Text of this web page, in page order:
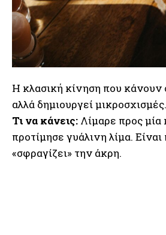
Η κλασική κίνηση που κάνουν
αλλά δημιουργεί μικροσχισμές.
Τι να κάνεις: Λίμαρε προς μία
προτίμησε γυάλινη λίμα. Είναι
«σφραγίζει» την άκρη.